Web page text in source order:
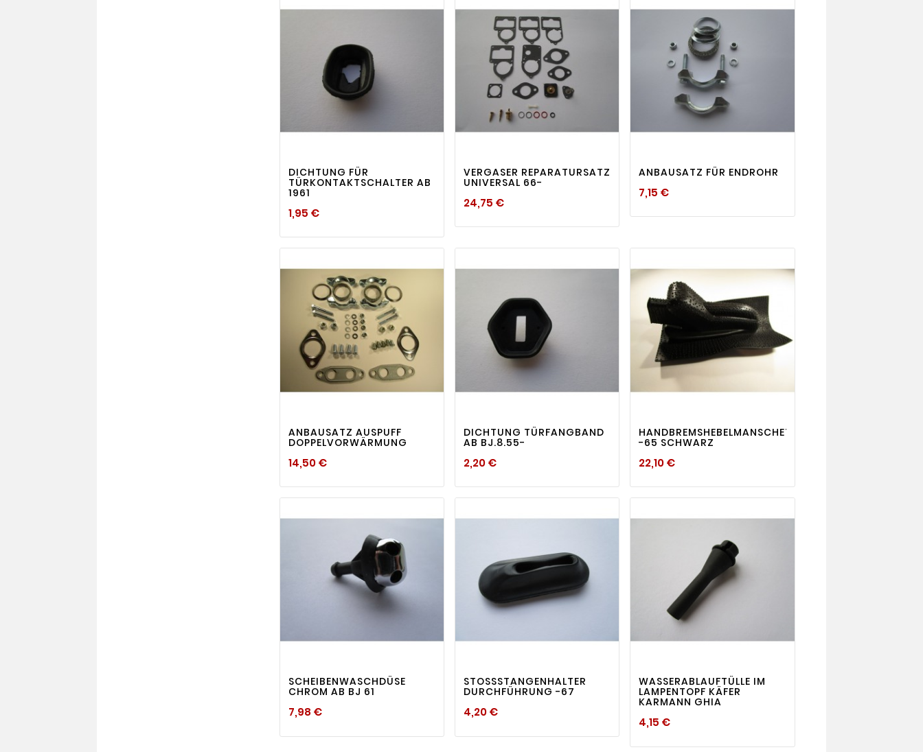
 visibility
DICHTUNG FÜR
TÜRKONTAKTSCHALTER AB
1961
1,95 €Preis
 visibility
VERGASER REPARATURSATZ
UNIVERSAL 66-
24,75 €Preis
 visibility
ANBAUSATZ FÜR ENDROHR
7,15 €Preis
 visibility
ANBAUSATZ AUSPUFF
DOPPELVORWÄRMUNG
14,50 €Preis
 visibility
DICHTUNG TÜRFANGBAND
AB BJ.8.55-
2,20 €Preis
 visibility
HANDBREMSHEBELMANSCHETTE
-65 SCHWARZ
22,10 €Preis
 visibility
SCHEIBENWASCHDÜSE
CHROM AB BJ 61
7,98 €Preis
 visibility
STOSSSTANGENHALTER D
URCHFÜHRUNG -67
4,20 €Preis
 visibility
WASSERABLAUFTÜLLE IM
LAMPENTOPF KÄFER
KARMANN GHIA
4,15 €Preis